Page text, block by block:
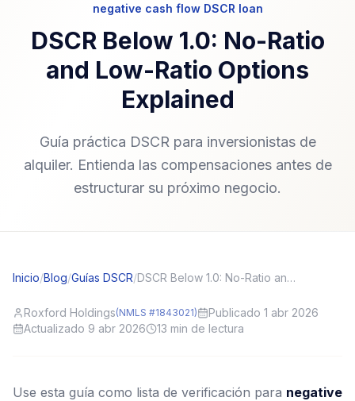
negative cash flow DSCR loan
DSCR Below 1.0: No-Ratio
and Low-Ratio Options
Explained
Guía práctica DSCR para inversionistas de
alquiler. Entienda las compensaciones antes de
estructurar su próximo negocio.
Inicio/Blog/Guías DSCR/ DSCR Below 1.0: No-Ratio and Low-Ratio Options Explained
Roxford Holdings(NMLS #1843021)
Publicado 1 abr 2026
Actualizado 9 abr 2026
13 min de lectura
Use esta guía como lista de verificación para negative